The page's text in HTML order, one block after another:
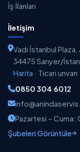
İş İlanları
İletişim
Vadi İstanbul
34475 Sarıyer/
Harita · Ticari unvan
0850 304 6012
Pazartesi –
Şubeleri Görüntüle